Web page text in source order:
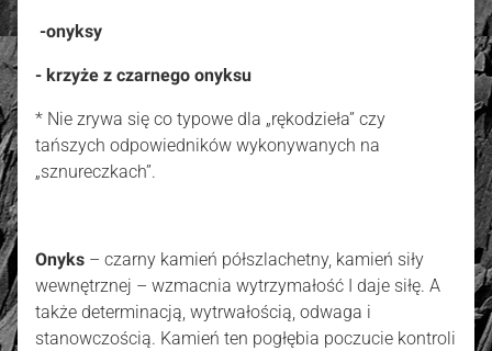
-onyksy
- krzyże z czarnego onyksu
* Nie zrywa się co typowe dla „rękodzieła” czy
tańszych odpowiedników wykonywanych na
„sznureczkach”.
Onyks – czarny kamień półszlachetny, kamień siły
wewnętrznej – wzmacnia wytrzymałość I daje siłę. A
także determinacją, wytrwałością, odwaga i
stanowczością. Kamień ten pogłębia poczucie kontroli